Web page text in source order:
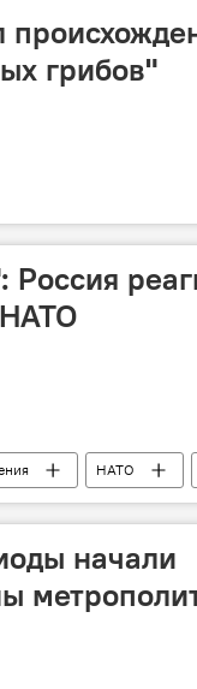
грибов"
окружающей
НАТО
начали